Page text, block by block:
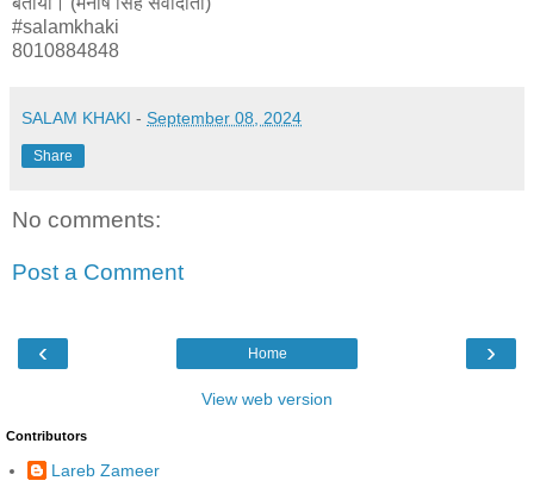
#salamkhaki
8010884848
SALAM KHAKI - September 08, 2024
Share
No comments:
Post a Comment
‹ ›
Home
View web version
Contributors
Lareb Zameer